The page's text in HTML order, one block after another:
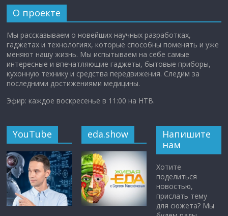
О проекте
Мы рассказываем о новейших научных разработках,
гаджетах и технологиях, которые способны поменять и уже
меняют нашу жизнь. Мы испытываем на себе самые
интересные и впечатляющие гаджеты, бытовые приборы,
кухонную технику и средства передвижения. Следим за
последними достижениями медицины.
Эфир: каждое воскресенье в 11:00 на НТВ.
YouTube eda.show
Напишите
нам
Хотите
поделиться
новостью,
прислать тему
для сюжета? Мы